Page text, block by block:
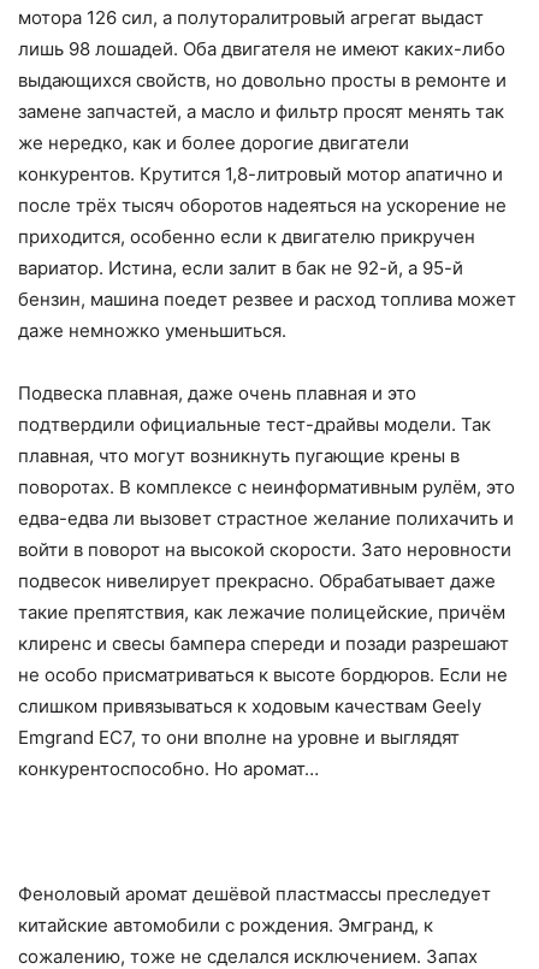
мотора 126 сил, а полуторалитровый агрегат выдаст
лишь 98 лошадей. Оба двигателя не имеют каких-либо
выдающихся свойств, но довольно просты в ремонте и
замене запчастей, а масло и фильтр просят менять так
же нередко, как и более дорогие двигатели
конкурентов. Крутится 1,8-литровый мотор апатично и
после трёх тысяч оборотов надеяться на ускорение не
приходится, особенно если к двигателю прикручен
вариатор. Истина, если залит в бак не 92-й, а 95-й
бензин, машина поедет резвее и расход топлива может
даже немножко уменьшиться.
Подвеска плавная, даже очень плавная и это
подтвердили официальные тест-драйвы модели. Так
плавная, что могут возникнуть пугающие крены в
поворотах. В комплексе с неинформативным рулём, это
едва-едва ли вызовет страстное желание полихачить и
войти в поворот на высокой скорости. Зато неровности
подвесок нивелирует прекрасно. Обрабатывает даже
такие препятствия, как лежачие полицейские, причём
клиренс и свесы бампера спереди и позади разрешают
не особо присматриваться к высоте бордюров. Если не
слишком привязываться к ходовым качествам Geely
Emgrand EC7, то они вполне на уровне и выглядят
конкурентоспособно. Но аромат…
Феноловый аромат дешёвой пластмассы преследует
китайские автомобили с рождения. Эмгранд, к
сожалению, тоже не сделался исключением. Запах